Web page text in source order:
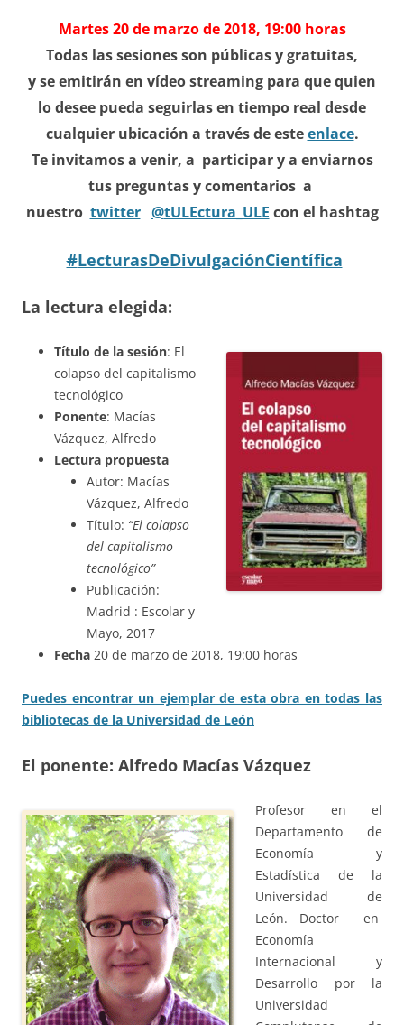
Martes 20 de marzo de 2018, 19:00 horas
Todas las sesiones son públicas y gratuitas,
y se emitirán en vídeo streaming para que quien
lo desee pueda seguirlas en tiempo real desde
cualquier ubicación a través de esteenlace.
Te invitamos a venir, a participar y a enviarnos
tus preguntas y comentarios a
nuestro twitter @tULEctura_ULE con el hashtag
#LecturasDeDivulgaciónCientífica
La lectura elegida:
Título de la sesión: El
colapso del capitalismo
tecnológico
Ponente: Macías
Vázquez, Alfredo
Lectura propuesta
Autor: Macías
Vázquez, Alfredo
Título: “El colapso
del capitalismo
tecnológico”
Publicación:
Madrid : Escolar y
Mayo, 2017
Fecha 20 de marzo de 2018, 19:00 horas
Puedes encontrar un ejemplar de esta obra en todas las
bibliotecas de la Universidad de León
El ponente: Alfredo Macías Vázquez
Profesor en el
Departamento de
Economía y
Estadística de la
Universidad de
León. Doctor en
Economía
Internacional y
Desarrollo por la
Universidad